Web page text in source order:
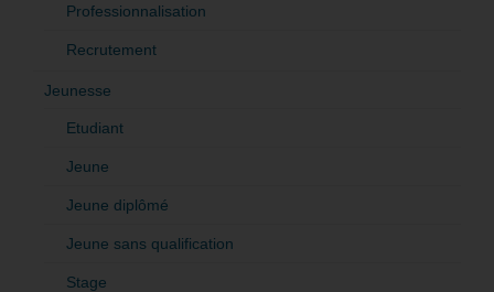
Professionnalisation
Recrutement
Jeunesse
Etudiant
Jeune
Jeune diplômé
Jeune sans qualification
Stage